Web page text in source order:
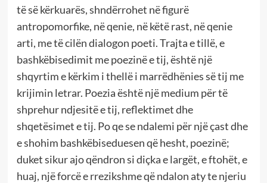
të së kërkuarës, shndërrohet në figurë
antropomorfike, në qenie, në këtë rast, në qenie
arti, me të cilën dialogon poeti. Trajta e tillë, e
bashkëbisedimit me poezinë e tij, është një
shqyrtim e kërkim i thellë i marrëdhënies së tij me
krijimin letrar. Poezia është një medium për të
shprehur ndjesitë e tij, reflektimet dhe
shqetësimet e tij. Po qe se ndalemi për një çast dhe
e shohim bashkëbiseduesen që hesht, poezinë;
duket sikur ajo qëndron si diçka e largët, e ftohët, e
huaj, një forcë e rrezikshme që ndalon aty te njeriu